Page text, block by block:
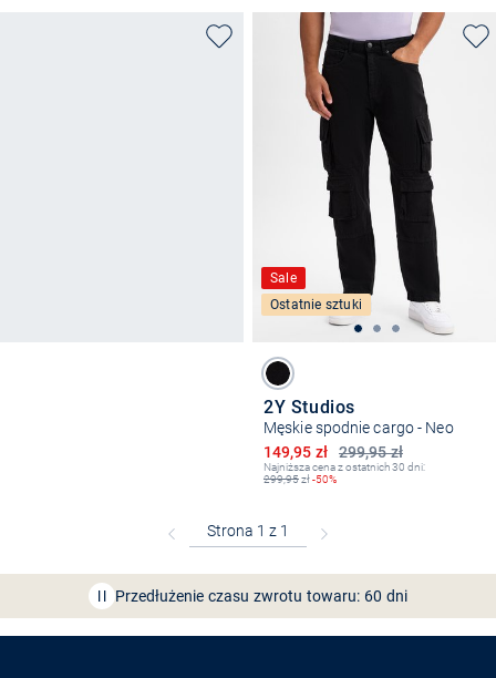
Sale
Ostatnie sztuki
2Y Studios
Męskie spodnie cargo - Neo
299,95 zł
Obniżona cena
149,95 zł
Najniższa cena z ostatnich 30 dni:
299,95zł-50%
Bezpłatna dostawa z Friends
Przedłużenie czasu zwrotu towaru: 60 dni
Odkryj aplikację VANGRAAF